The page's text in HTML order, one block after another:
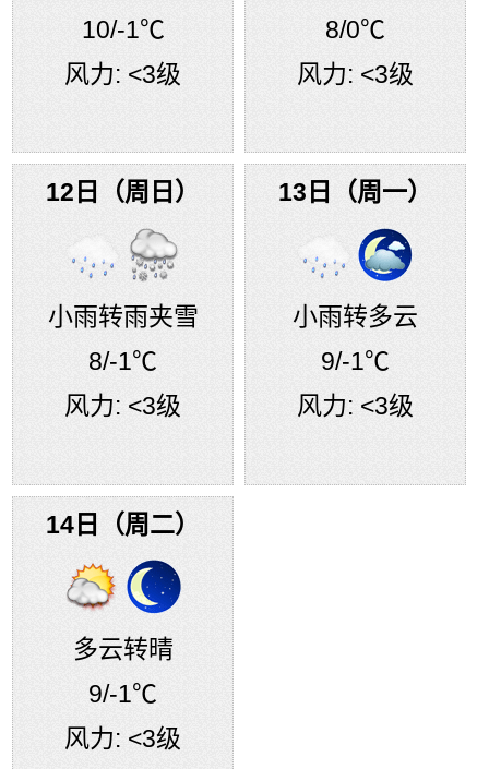
10/-1℃
风力: <3级
8/0℃
风力: <3级
12日（周日）
小雨转雨夹雪
8/-1℃
风力: <3级
13日（周一）
小雨转多云
9/-1℃
风力: <3级
14日（周二）
多云转晴
9/-1℃
风力: <3级